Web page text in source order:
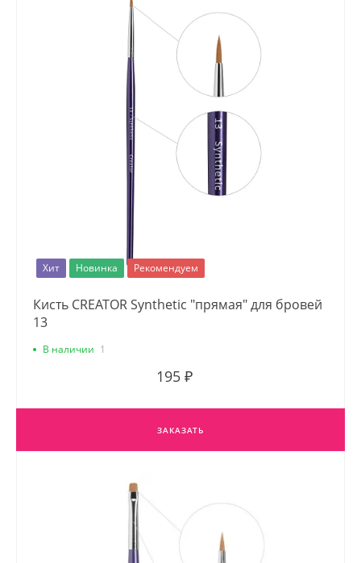
Хит Новинка Рекомендуем
Кисть CREATOR Synthetic "прямая" для бровей
13
В наличии 1
195 ₽
ЗАКАЗАТЬ